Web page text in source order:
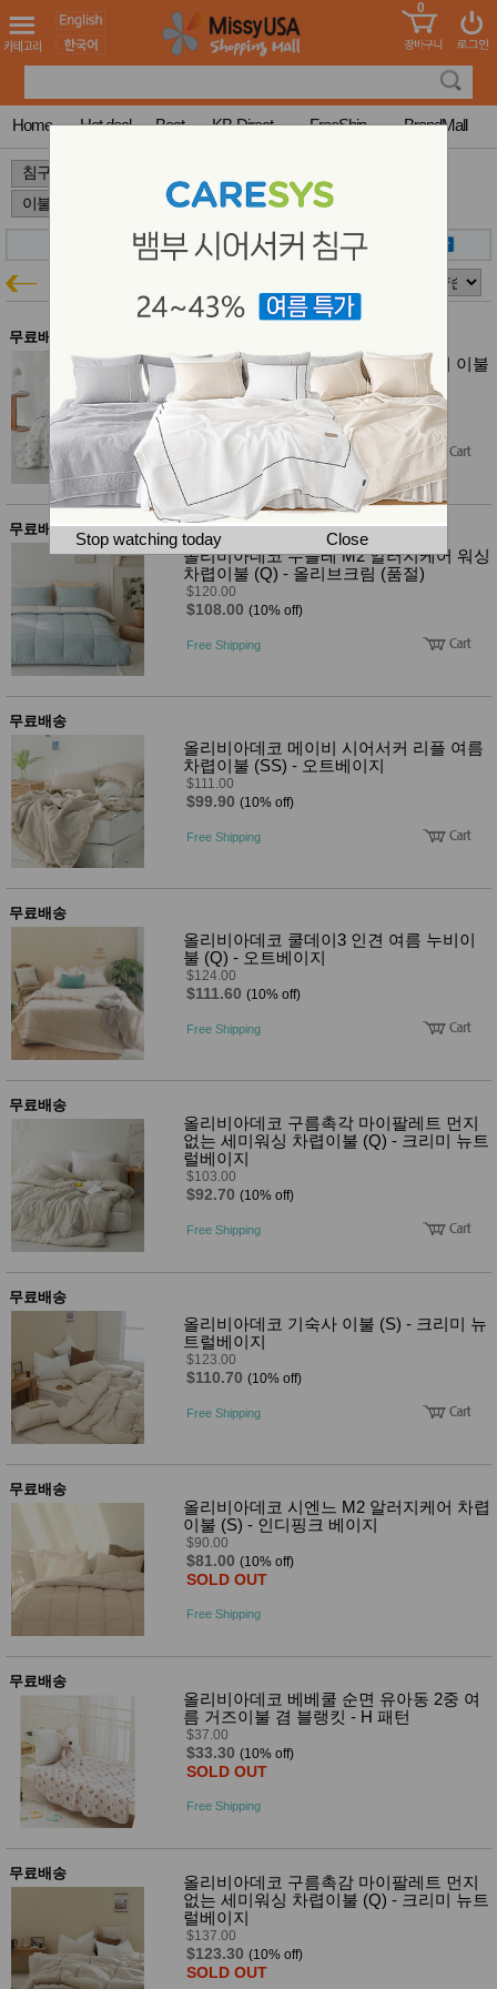
도 어린이
청소년
컬러링
북
한국학
습지
미국학
습지
국 송
건 홍삼전
드
건강보
기능성
건강식
품
Diet/여
성용품
스킨케
메이크
어/염색
바디케
어/향수
장품
품
전
자
주방가
전
계절/생
활가전
건강가
전
주
방
명품식
기브랜
보관용
기
주방소
품
식
공식품
쌀/잡곡/
면류
양념/소
스/가루
농산품
유
아
놀이방
매트
DVD
유아 보
드(칠
판)
조형물
유아 이
유식
아기띠/
외출용
품
건강/미
성장발
션
어른내
의
유/아동
가방/지
패션/잡
세탁세
제
일상 돋
보기
침구용
품
생활/욕
실/청소
용품
Pet
Supplies
문 공연/행
MissyShop
Login
0
Home Hot deal Best KB-Direct FreeShip BrandMall
Stop watching today Close
무료배송
올리비아데코 브앙 60수 순면 간절기 이불
겸패드 (Q)
$100.00
$90.00 (10% off)
무료배송
올리비아데코 수플레 M2 알러지케어 워싱
차렵이불 (Q) - 올리브크림 (품절)
$120.00
$108.00 (10% off)
Free Shipping
무료배송
올리비아데코 메이비 시어서커 리플 여름
차렵이불 (SS) - 오트베이지
$111.00
$99.90 (10% off)
Free Shipping
무료배송
올리비아데코 쿨데이3 인견 여름 누비이
불 (Q) - 오트베이지
$124.00
$111.60 (10% off)
Free Shipping
무료배송
올리비아데코 구름촉각 마이팔레트 먼지
없는 세미워싱 차렵이불 (Q) - 크리미 뉴트
럴베이지
$103.00
$92.70 (10% off)
Free Shipping
무료배송
올리비아데코 기숙사 이불 (S) - 크리미 뉴
트럴베이지
$123.00
$110.70 (10% off)
Free Shipping
무료배송
올리비아데코 시엔느 M2 알러지케어 차렵
이불 (S) - 인디핑크 베이지
$90.00
$81.00 (10% off)
SOLD OUT
Free Shipping
무료배송
올리비아데코 베베쿨 순면 유아동 2중 여
름 거즈이불 겸 블랭킷 - H 패턴
$37.00
$33.30 (10% off)
SOLD OUT
Free Shipping
무료배송
올리비아데코 구름촉감 마이팔레트 먼지
없는 세미워싱 차렵이불 (Q) - 크리미 뉴트
럴베이지
$137.00
$123.30 (10% off)
SOLD OUT